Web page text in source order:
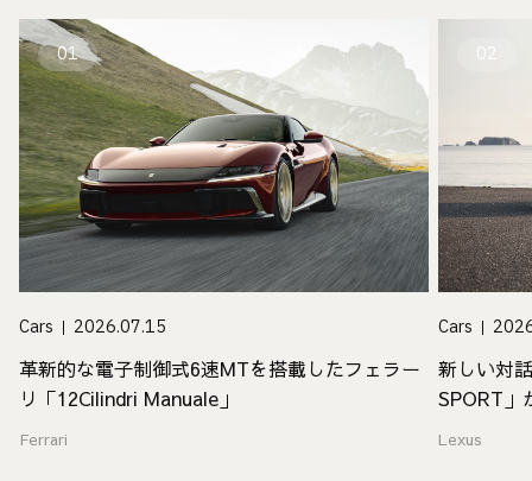
01
Cars 2026.07.15
革新的な電子制御式6速MTを搭載したフェラー
リ「12Cilindri Manuale」
Ferrari
02
Cars
新しい対
SPORT」
Lexus